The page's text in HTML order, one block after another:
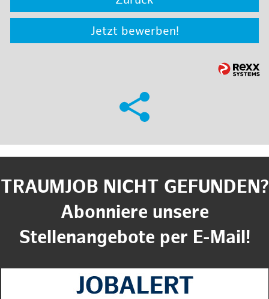
Jetzt bewerben!
TRAUMJOB NICHT GEFUNDEN?
Abonniere unsere
Stellenangebote per E-Mail!